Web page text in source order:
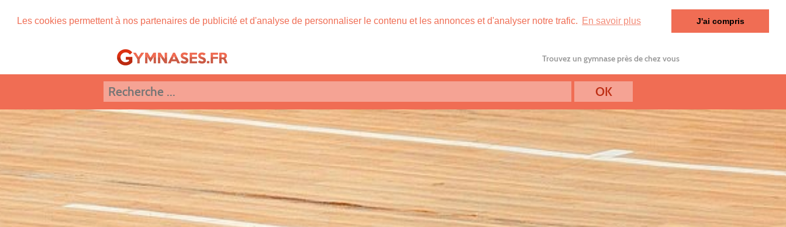
Les cookies permettent à nos partenaires de publicité et d'analyse de personnaliser le contenu et les annonces et d'analyser notre trafic. En savoir plus J'ai compris
Trouvez un gymnase près de chez vous